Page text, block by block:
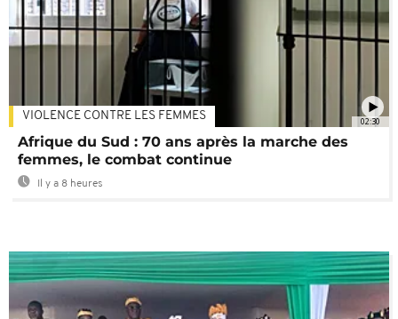
02:30
VIOLENCE CONTRE LES FEMMES
Afrique du Sud : 70 ans après la marche des
femmes, le combat continue
Il y a 8 heures